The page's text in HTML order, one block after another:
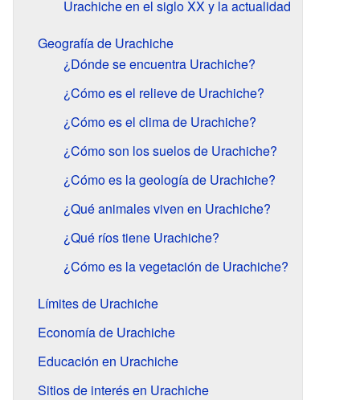
Urachiche en el siglo XX y la actualidad
Geografía de Urachiche
¿Dónde se encuentra Urachiche?
¿Cómo es el relieve de Urachiche?
¿Cómo es el clima de Urachiche?
¿Cómo son los suelos de Urachiche?
¿Cómo es la geología de Urachiche?
¿Qué animales viven en Urachiche?
¿Qué ríos tiene Urachiche?
¿Cómo es la vegetación de Urachiche?
Límites de Urachiche
Economía de Urachiche
Educación en Urachiche
Sitios de interés en Urachiche